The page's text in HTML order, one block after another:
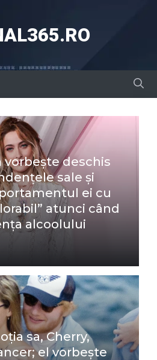
vorbește deschis
sale și
ei cu
atunci când
alcoolului
sa, Cherry,
el vorbește